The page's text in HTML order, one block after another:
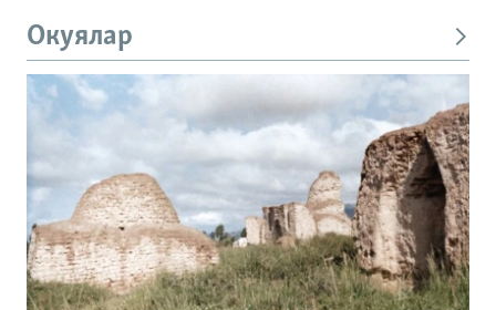
Окуялар